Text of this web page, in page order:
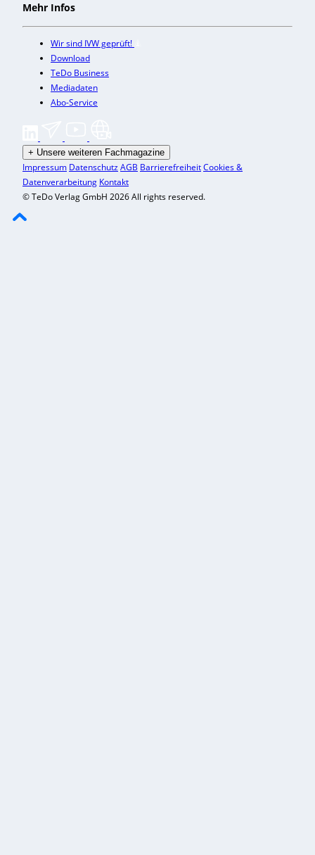
Mehr Infos
Wir sind IVW geprüft!
Download
TeDo Business
Mediadaten
Abo-Service
+ Unsere weiteren Fachmagazine
Impressum DatenschutzAGB BarrierefreiheitCookies &
Datenverarbeitung Kontakt
© TeDo Verlag GmbH 2026 All rights reserved.